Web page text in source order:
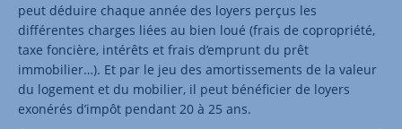
peut déduire chaque année des loyers perçus les
différentes charges liées au bien loué (frais de copropriété,
taxe foncière, intérêts et frais d’emprunt du prêt
immobilier…). Et par le jeu des amortissements de la valeur
du logement et du mobilier, il peut bénéficier de loyers
exonérés d’impôt pendant 20 à 25 ans.